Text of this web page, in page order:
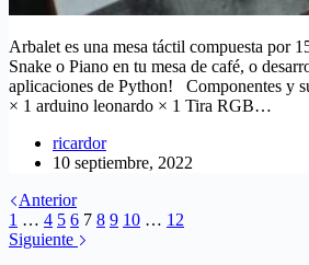
Arbalet es una mesa táctil compuesta por
Snake o Piano en tu mesa de café, o
aplicaciones de Python! Componentes y
× 1 arduino leonardo × 1 Tira RGB…
ricardor
10 septiembre, 2022
Anterior
1 … 4 5 6 7 8 9 10 … 12
Siguiente